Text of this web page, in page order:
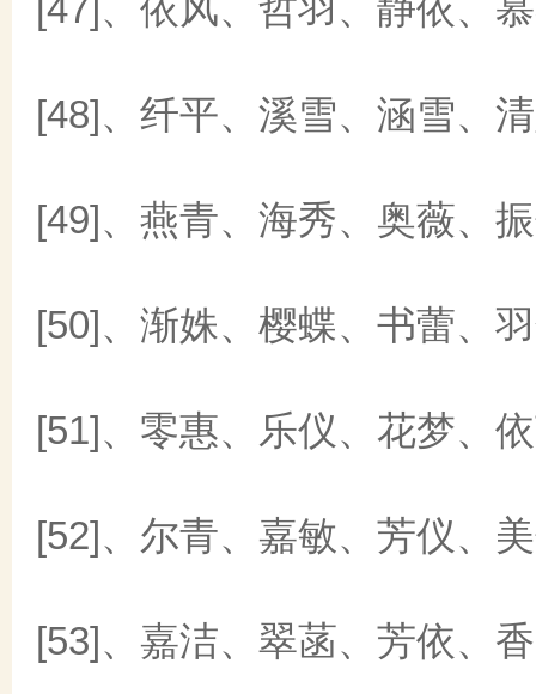
[48]、纤平、溪雪、涵雪、
[49]、燕青、海秀、奥薇、
[50]、渐姝、樱蝶、书蕾、
[51]、零惠、乐仪、花梦、
[52]、尔青、嘉敏、芳仪、
[53]、嘉洁、翠菡、芳依、